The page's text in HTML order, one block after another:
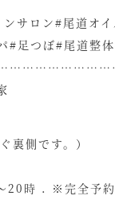
サロン#尾道オ
#足つぼ#尾道整
裏側です。）
20時 . ※完全予